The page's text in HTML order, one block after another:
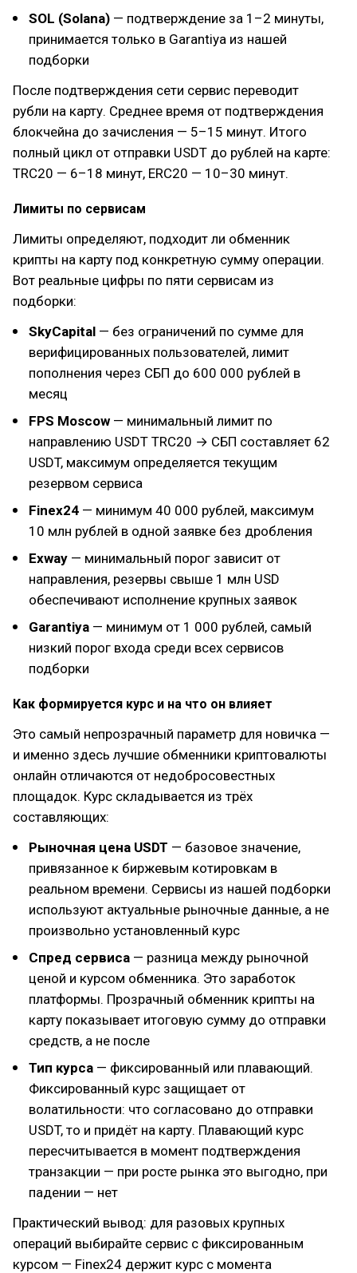
SOL (Solana) — подтверждение за 1–2 минуты,
принимается только в Garantiya из нашей
подборки
После подтверждения сети сервис переводит
рубли на карту. Среднее время от подтверждения
блокчейна до зачисления — 5–15 минут. Итого
полный цикл от отправки USDT до рублей на карте:
TRC20 — 6–18 минут, ERC20 — 10–30 минут.
Лимиты по сервисам
Лимиты определяют, подходит ли обменник
крипты на карту под конкретную сумму операции.
Вот реальные цифры по пяти сервисам из
подборки:
SkyCapital — без ограничений по сумме для
верифицированных пользователей, лимит
пополнения через СБП до 600 000 рублей в
месяц
FPS Moscow — минимальный лимит по
направлению USDT TRC20 → СБП составляет 62
USDT, максимум определяется текущим
резервом сервиса
Finex24 — минимум 40 000 рублей, максимум
10 млн рублей в одной заявке без дробления
Exway — минимальный порог зависит от
направления, резервы свыше 1 млн USD
обеспечивают исполнение крупных заявок
Garantiya — минимум от 1 000 рублей, самый
низкий порог входа среди всех сервисов
подборки
Как формируется курс и на что он влияет
Это самый непрозрачный параметр для новичка —
и именно здесь лучшие обменники криптовалюты
онлайн отличаются от недобросовестных
площадок. Курс складывается из трёх
составляющих:
Рыночная цена USDT — базовое значение,
привязанное к биржевым котировкам в
реальном времени. Сервисы из нашей подборки
используют актуальные рыночные данные, а не
произвольно установленный курс
Спред сервиса — разница между рыночной
ценой и курсом обменника. Это заработок
платформы. Прозрачный обменник крипты на
карту показывает итоговую сумму до отправки
средств, а не после
Тип курса — фиксированный или плавающий.
Фиксированный курс защищает от
волатильности: что согласовано до отправки
USDT, то и придёт на карту. Плавающий курс
пересчитывается в момент подтверждения
транзакции — при росте рынка это выгодно, при
падении — нет
Практический вывод: для разовых крупных
операций выбирайте сервис с фиксированным
курсом — Finex24 держит курс с момента